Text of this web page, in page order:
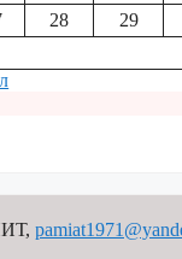
28 29
,